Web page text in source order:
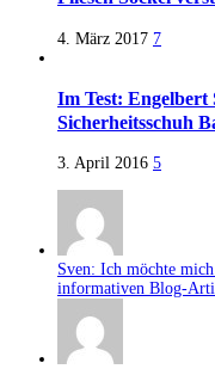
4. März 2017 7
Im Test: Engelbert
Sicherheitsschuh
3. April 2016 5
Sven: Ich möchte
informativen Blog-